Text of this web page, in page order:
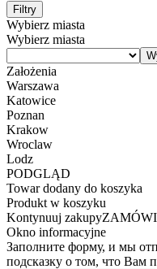
Filtry
Wybierz miasta
Wybierz miasta
Założenia
Warszawa
Katowice
Poznan
Krakow
Wroclaw
Lodz
PODGLĄD
Towar dodany do koszyka
Produkt w koszyku
Kontynuuj zakupy
Okno informacyjne
Заполните форму, и мы
подсказку о том, что Вам